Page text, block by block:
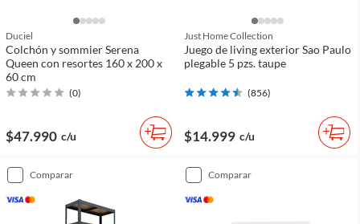
Duciel
Colchón y sommier Serena
Queen con resortes 160 x 200 x
60 cm
(0)
$47.990 c/u
Just Home Collection
Juego de living exterior Sao Paulo
plegable 5 pzs. taupe
(856)
$14.999 c/u
comparar comparar